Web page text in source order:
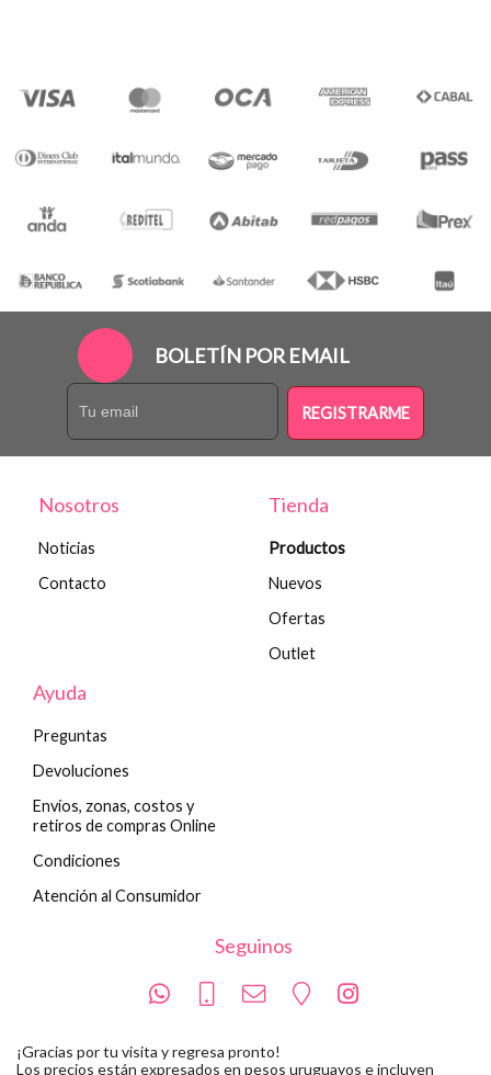
BOLETÍN POR EMAIL
REGISTRARME
Nosotros
Noticias
Contacto
Tienda
Productos
Nuevos
Ofertas
Outlet
Ayuda
Preguntas
Devoluciones
Envíos, zonas, costos y
retiros de compras Online
Condiciones
Atención al Consumidor
Seguinos
¡Gracias por tu visita y regresa pronto!
Los precios están expresados en pesos uruguayos e incluyen